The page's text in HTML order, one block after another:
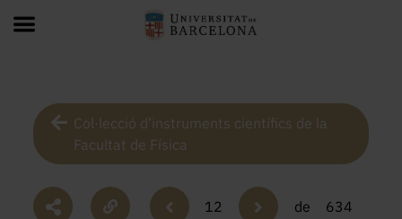
Col·lecció d’instruments científics de la
Facultat de Física
12 de 634